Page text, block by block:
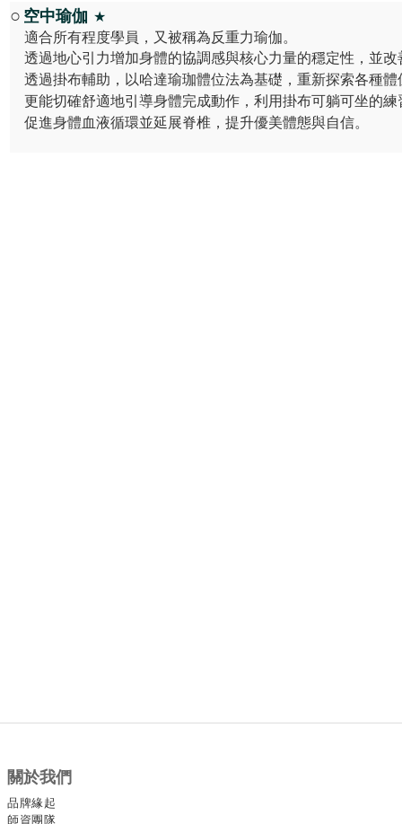
○ 空中瑜伽 ★
適合所有程度學員，又被稱為反重力瑜伽。
透過地心引力增加身體的協調感與核心力量的穩定性，並
透過掛布輔助， 以哈達瑜珈體位法為基礎，重新探索各種
更能切確舒適地引導身體完成動作，利用掛布可躺可坐的
促進身體血液循環並延展脊椎，提升優美體態與自信。
關於我們
品牌緣起
師資團隊